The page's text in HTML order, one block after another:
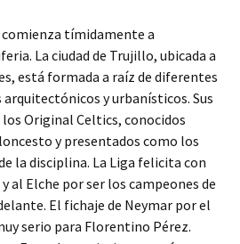
comienza tímidamente a
La ciudad de Trujillo, ubicada a
está formada a raíz de diferentes
y urbanísticos. Sus
Original Celtics, conocidos
y presentados como los
la disciplina. La Liga felicita con
al Elche por ser los campeones de
El fichaje de Neymar por el
serio para Florentino Pérez.